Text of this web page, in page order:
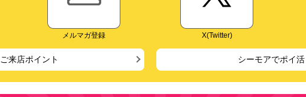
メルマガ登録 X(Twitter)
ご来店ポイント シーモアでポイ活